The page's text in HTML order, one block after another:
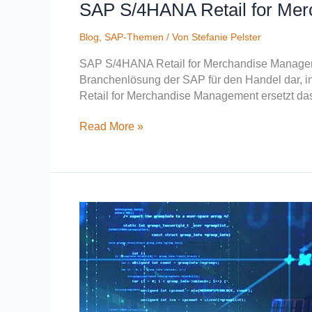
SAP S/4HANA Retail for
Blog SAP-Themen / Von Stefanie Pelster
SAP S/4HANA Retail for Merchandise
Branchenlösung der SAP für den Handel dar,
Retail for Merchandise Management ersetzt
Read More »
SAP
Retail
Die
wichtigsten
Fiori-
Apps